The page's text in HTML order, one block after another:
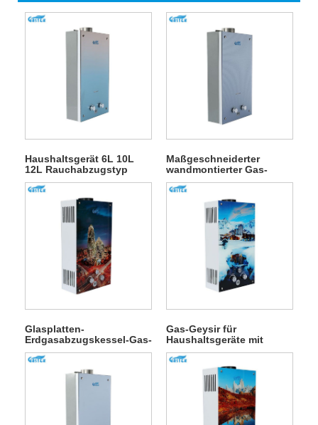
Haushaltsgerät 6L 10L
12L Rauchabzugstyp
Wandmontierter,
maßgeschneiderter,
tankloser Instant-Gas-
Geyser mit Glasscheibe
zum Duschen und Baden
Maßgeschneiderter
wandmontierter Gas-
Warmwasserbereiter mit
Glaspaneel und
Rauchabzug für
Haushaltsgeräte
Glasplatten-
Erdgasabzugskessel-Gas-
Warmwasserbereiter in
der Küche
Gas-Geysir für
Haushaltsgeräte mit
Glaspaneel und
Rauchabzug zum
Duschen und Baden